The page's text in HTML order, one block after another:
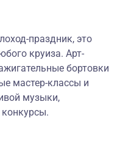
праздник, это
круиза. Арт-
бортовки
мастер-классы и
музыки,